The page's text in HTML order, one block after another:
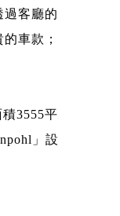
過客廳的
車款；
3555平
」設